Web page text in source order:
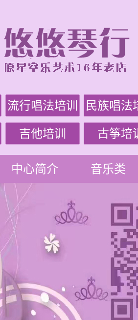
流行唱法培训 民族唱法
吉他培训 古筝培
中心简介 音乐类